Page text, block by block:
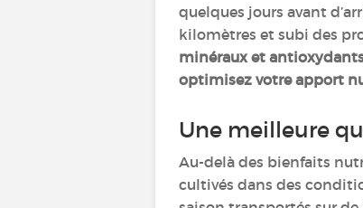
quelques jours avant
kilomètres et subi des
minéraux et
optimisez votre apport
Une meilleure
Au-delà des bienfaits
cultivés dans des